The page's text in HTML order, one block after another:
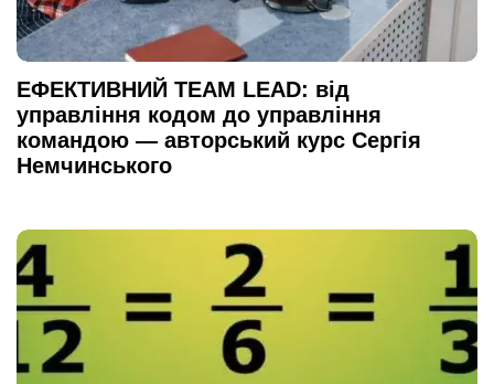
ЕФЕКТИВНИЙ TEAM LEAD: від
управління кодом до управління
командою — авторський курс Сергія
Немчинського